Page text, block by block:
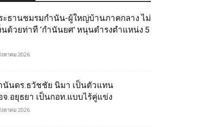
ะธานชมรมกำนัน-ผู้ใหญ่บ้านภาคกลาง ไม่
นด้วยท่าที ‘กำนันยศ’ หนุนดำรงตำแหน่ง 5
หาคม 2026
นันดร.ธวัชชัย นิมา เป็นตัวแทน
จ.อยุธยา เป็นกอท.แบบไร้คู่แข่ง
หาคม 2026